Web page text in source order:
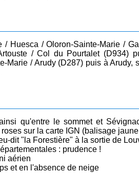
/ Huesca / Oloron-Sainte-Marie /
/ Col du Pourtalet (D934)
Marie / Arudy (D287) puis à Arudy,
qu'entre le sommet et
sur la carte IGN (balisage
dit "la Forestière" à la sortie de
: prudence !
aérien
et en l'absence de neige